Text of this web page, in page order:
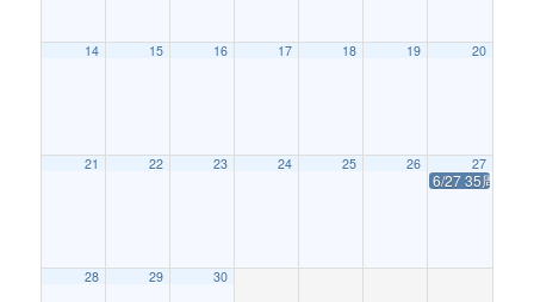
14 15 16 17 18 19 20
21 22 23 24 25 26 27
6/27 35周年記
28 29 30